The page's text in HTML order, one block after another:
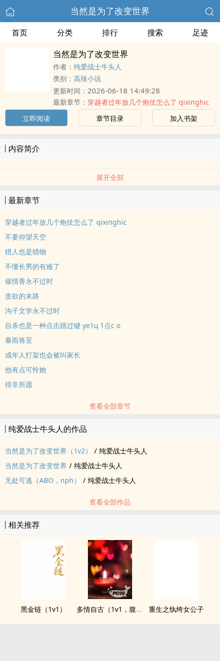
当然是为了改变世界
首页 分类 排行 搜索 足迹
当然是为了改变世界
作者： 纯爱战士牛头人
类别： 高辣小说
更新时间： 2026-06-18 14:49:28
最新章节： 穿越者过年放几个炮仗怎么了 qixiпghic
立即阅读
章节目录 加入书架
内容简介
展开全部
最新章节
穿越者过年放几个炮仗怎么了 qixiпghic
不要仰望天空
猎人也是猎物
不懂长男的有难了
催情香永不过时
贪欲的末路
沟子文学永不过时
自杀也是一种点击跳过键 ye1ц 1点c o
暴雨将至
成年人打架也会被叫家长
他有点可怜她
得非所愿
查看全部章节
纯爱战士牛头人的作品
当然是为了改变世界（1v2） / 纯爱战士牛头人
当然是为了改变世界 / 纯爱战士牛头人
无处可逃（ABO，nph）
/ 纯爱战士牛头人
查看全部作品
相关推荐
黑金链（1v1） 多情自古（1v1，腹黑内侍&amp;amp;咸鱼皇后） 重生之纨绔女公子